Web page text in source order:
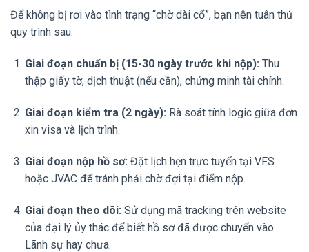
Để không bị rơi vào tình trạng “chờ dài cổ”, bạn nên tuân thủ
quy trình sau:
Giai đoạn chuẩn bị (15-30 ngày trước khi nộp): Thu
thập giấy tờ, dịch thuật (nếu cần), chứng minh tài chính.
Giai đoạn kiểm tra (2 ngày): Rà soát tính logic giữa đơn
xin visa và lịch trình.
Giai đoạn nộp hồ sơ: Đặt lịch hẹn trực tuyến tại VFS
hoặc JVAC để tránh phải chờ đợi tại điểm nộp.
Giai đoạn theo dõi: Sử dụng mã tracking trên website
của đại lý ủy thác để biết hồ sơ đã được chuyển vào
Lãnh sự hay chưa.